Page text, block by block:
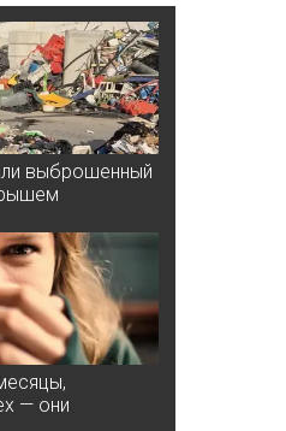
выброшенный
— они